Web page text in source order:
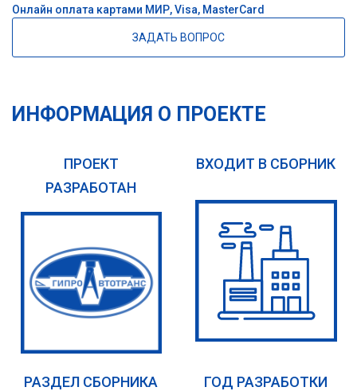
Онлайн оплата картами МИР, Visa, MasterCard
ЗАДАТЬ ВОПРОС
ИНФОРМАЦИЯ О ПРОЕКТЕ
ПРОЕКТ
РАЗРАБОТАН
ВХОДИТ В СБОРНИК
РАЗДЕЛ СБОРНИКА ГОД РАЗРАБОТКИ